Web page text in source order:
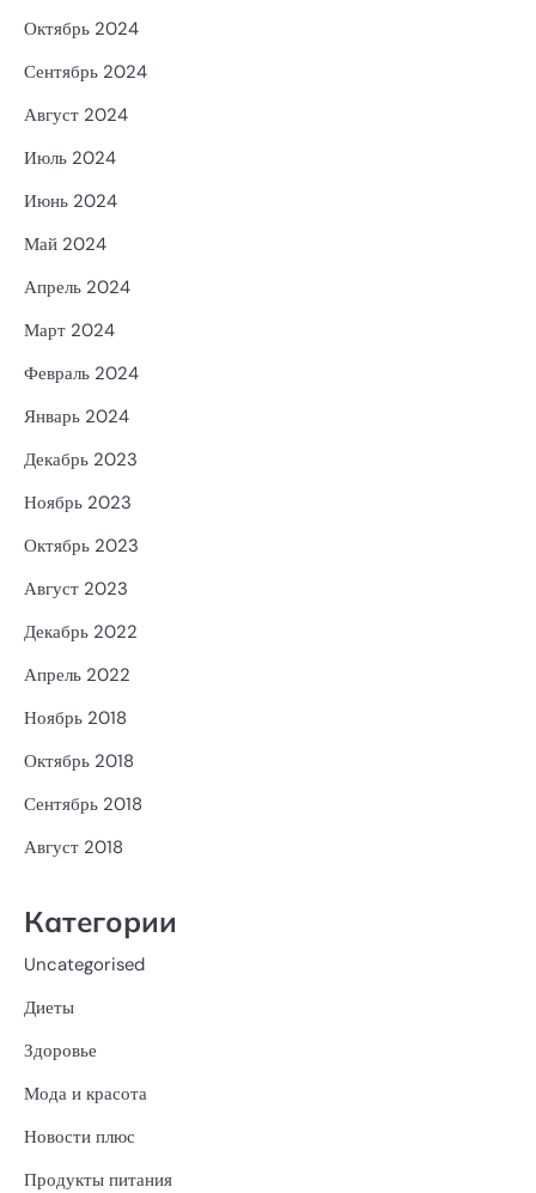
Октябрь 2024
Сентябрь 2024
Август 2024
Июль 2024
Июнь 2024
Май 2024
Апрель 2024
Март 2024
Февраль 2024
Январь 2024
Декабрь 2023
Ноябрь 2023
Октябрь 2023
Август 2023
Декабрь 2022
Апрель 2022
Ноябрь 2018
Октябрь 2018
Сентябрь 2018
Август 2018
Категории
Uncategorised
Диеты
Здоровье
Мода и красота
Новости плюс
Продукты питания